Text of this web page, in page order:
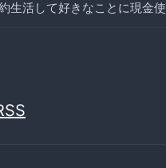
生活して好きなことに現金